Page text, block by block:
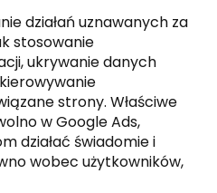
działań uznawanych za
stosowanie
ukrywanie danych
strony. Właściwe
w Google Ads,
działać świadomie i
wobec użytkowników,